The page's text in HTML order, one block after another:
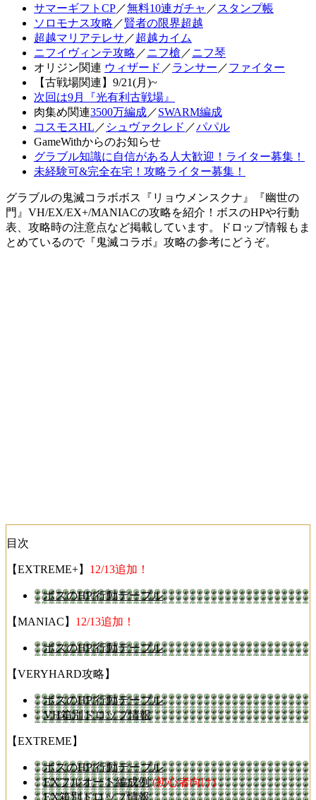
サマーギフトCP／無料10連ガチャ ／ スタンプ帳
ソロモナス攻略 ／賢者の限界超越
超越マリアテレサ ／超越カイム
ニフイヴィンテ攻略 ／ニフ槍 ／ニフ琴
オリジン関連 ウィザード ／ランサー ／ファイター
【古戦場関連】9/21(月)~
次回は9月『光有利古戦場』
肉集め関連3500万編成／SWARM編成
コスモスHL ／ シュヴァクレド ／パパル
GameWithからのお知らせ
グラブル知識に自信がある人大歓迎！ライター募集！
未経験可&完全在宅！攻略ライター募集！
グラブルの鬼滅コラボボス『リョウメンスクナ』『幽世の
門』VH/EX/EX+/MANIACの攻略を紹介！ボスのHPや行動
表、攻略時の注意点など掲載しています。ドロップ情報もま
とめているので『鬼滅コラボ』攻略の参考にどうぞ。
目次
【EXTREME+】 12/13追加！
ボスのHP/行動テーブル
【MANIAC】 12/13追加！
ボスのHP/行動テーブル
【VERYHARD攻略】
ボスのHP/行動テーブル
VH箱別ドロップ情報
【EXTREME】
ボスのHP/行動テーブル
EXフルオート編成例 (初心者向け)
EX箱別ドロップ情報